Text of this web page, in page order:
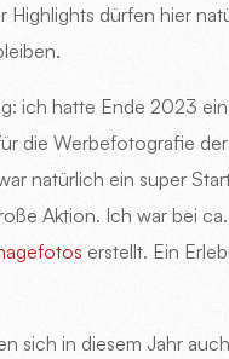
Highlights dürfen hier
ich hatte Ende 2023
die Werbefotografie der
natürlich ein super
Aktion. Ich war bei
erstellt. Ein
sich in diesem Jahr